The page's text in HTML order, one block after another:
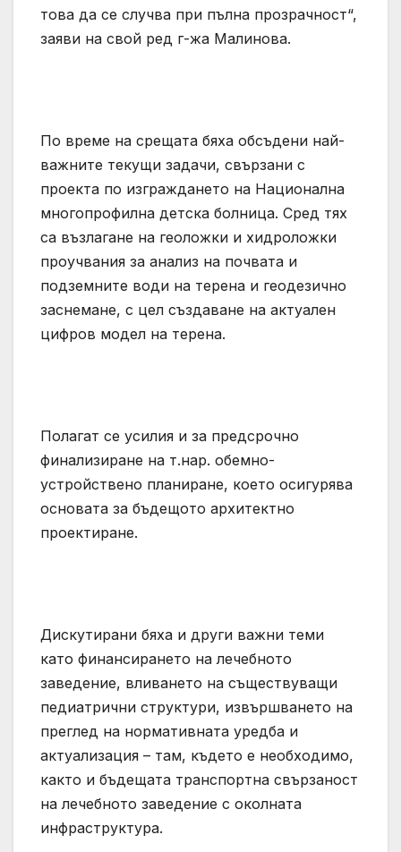
това да се случва при пълна прозрачност“,
заяви на свой ред г-жа Малинова.
По време на срещата бяха обсъдени най-
важните текущи задачи, свързани с
проекта по изграждането на Национална
многопрофилна детска болница. Сред тях
са възлагане на геоложки и хидроложки
проучвания за анализ на почвата и
подземните води на терена и геодезично
заснемане, с цел създаване на актуален
цифров модел на терена.
Полагат се усилия и за предсрочно
финализиране на т.нар. обемно-
устройствено планиране, което осигурява
основата за бъдещото архитектно
проектиране.
Дискутирани бяха и други важни теми
като финансирането на лечебното
заведение, вливането на съществуващи
педиатрични структури, извършването на
преглед на нормативната уредба и
актуализация – там, където е необходимо,
както и бъдещата транспортна свързаност
на лечебното заведение с околната
инфраструктура.